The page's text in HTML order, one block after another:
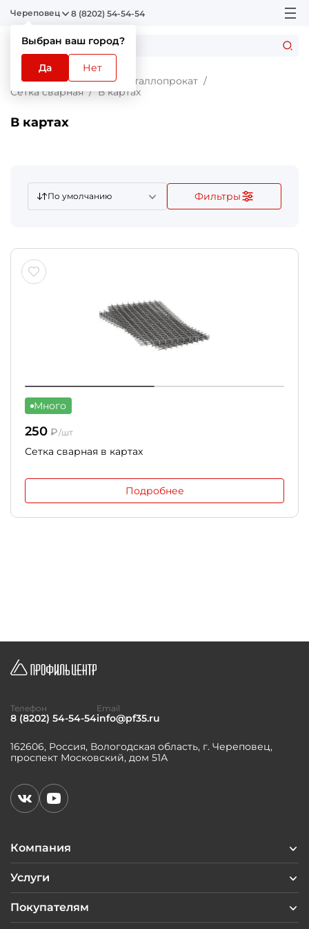
Череповец
Выбран ваш город?
Да Нет
8 (8202) 54-54-54
Главная Каталог
Металлопрокат
Сетка сварная
В картах
В картах
По умолчанию Фильтры
Много
250 ₽/шт
Сетка сварная в картах
Подробнее
Компания
Услуги
Покупателям
162606, Россия, Вологодская область, г. Череповец,
проспект Московский, дом 51А
Телефон
8 (8202) 54-54-54
Email
info@pf35.ru